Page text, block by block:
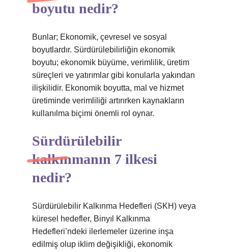
boyutu nedir?
Bunlar; Ekonomik, çevresel ve sosyal
boyutlardır. Sürdürülebilirliğin ekonomik
boyutu; ekonomik büyüme, verimlilik, üretim
süreçleri ve yatırımlar gibi konularla yakından
ilişkilidir. Ekonomik boyutta, mal ve hizmet
üretiminde verimliliği artırırken kaynakların
kullanılma biçimi önemli rol oynar.
Sürdürülebilir
kalkınmanın 7 ilkesi
nedir?
Sürdürülebilir Kalkınma Hedefleri (SKH) veya
küresel hedefler, Binyıl Kalkınma
Hedefleri’ndeki ilerlemeler üzerine inşa
edilmiş olup iklim değişikliği, ekonomik